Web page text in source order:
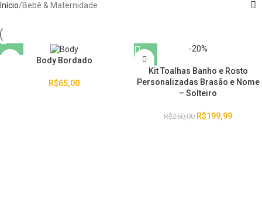
Início Bebê & Maternidade
Body Bordado
R$65,00
-20%
Kit Toalhas Banho e Rosto
Personalizadas Brasão e Nome
– Solteiro
R$250,00 R$199,99